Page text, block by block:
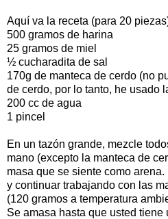
Aquí va la receta (para 20
500 gramos de harina
25 gramos de miel
½ cucharadita de sal
170g de manteca de cerdo (no
de cerdo, por lo tanto, he usado
200 cc de agua
1 pincel
En un tazón grande, mezcle
mano (excepto la manteca de
masa que se siente como
y continuar trabajando con las
(120 gramos a temperatura
Se amasa hasta que usted tiene